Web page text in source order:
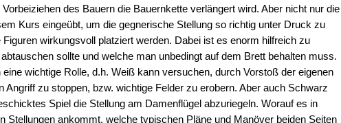
des Bauern die Bauernkette verlängert wird. Aber nicht nur die
Kurs eingeübt, um die gegnerische Stellung so richtig unter Druck zu
wirkungsvoll platziert werden. Dabei ist es enorm hilfreich zu
sollte und welche man unbedingt auf dem Brett behalten muss.
wichtige Rolle, d.h. Weiß kann versuchen, durch Vorstoß der eigenen
Angriff zu stoppen, bzw. wichtige Felder zu erobern. Aber auch Schwarz
Spiel die Stellung am Damenflügel abzuriegeln. Worauf es in
Stellungen ankommt, welche typischen Pläne und Manöver beiden Seiten